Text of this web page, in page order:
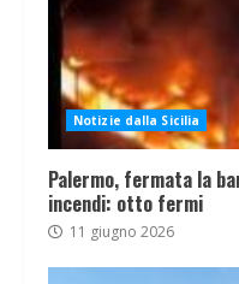
Notizie dalla Sicilia
Palermo, fermata la
incendi: otto fermi
11 giugno 2026